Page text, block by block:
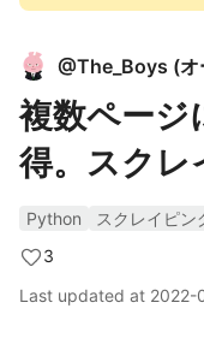
@The_Boys (オ
複数ページ
得。スクレ
Python スクレイピン
3
Last updated at 2022-